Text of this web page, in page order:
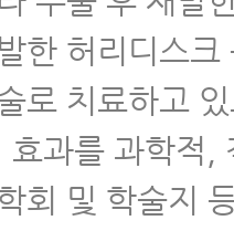
한 허리디스크
로 치료하고
과를 과학적,
회 및 학술지